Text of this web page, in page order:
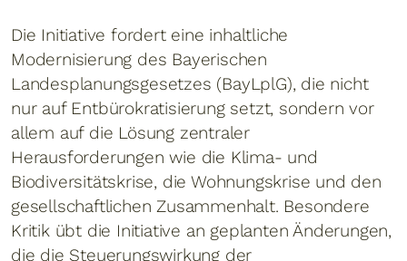
Die Initiative fordert eine inhaltliche
Modernisierung des Bayerischen
Landesplanungsgesetzes (BayLplG), die nicht
nur auf Entbürokratisierung setzt, sondern vor
allem auf die Lösung zentraler
Herausforderungen wie die Klima- und
Biodiversitätskrise, die Wohnungskrise und den
gesellschaftlichen Zusammenhalt. Besondere
Kritik übt die Initiative an geplanten Änderungen,
die die Steuerungswirkung der